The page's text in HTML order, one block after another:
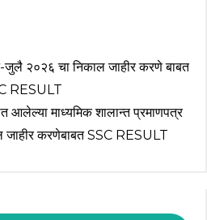
st
जुलै २०२६ चा निकाल जाहीर करणे बाबत
RESULT
माध्यमिक शालान्त प्रमाणपत्र
जाहीर करणेबाबत SSC RESULT